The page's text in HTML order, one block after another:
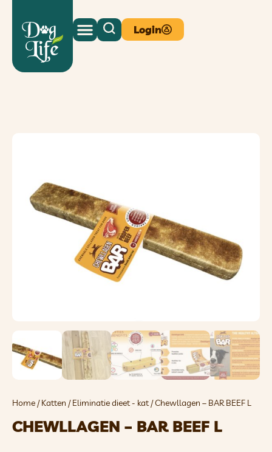
Login
Home /Katten /Eliminatie dieet - kat/ Chewllagen – BAR BEEF L
CHEWLLAGEN – BAR BEEF L